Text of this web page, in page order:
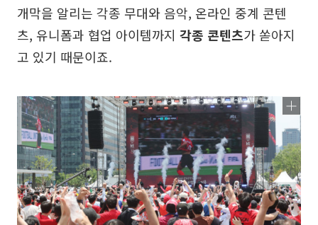
개막을 알리는 각종 무대와 음악, 온라인 중계 콘텐
츠, 유니폼과 협업 아이템까지 각종 콘텐츠가 쏟아지
고 있기 때문이죠.